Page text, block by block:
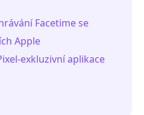
Facetime se
Apple
exkluzivní aplikace